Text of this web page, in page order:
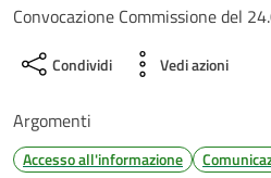
Convocazione Commissione del
Condividi Vedi azioni
Argomenti
Accesso all'informazione